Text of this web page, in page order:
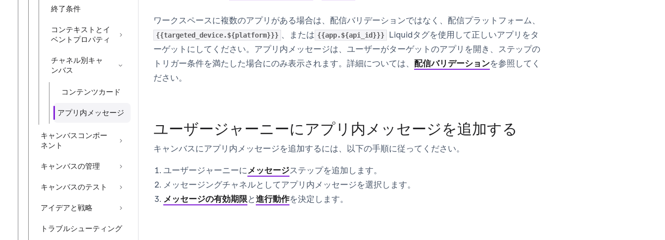
終了条件
コンテキストとイ
ベントプロパティ
チャネル別キャ
ンバス
コンテンツカード
アプリ内メッセージ
キャンバスコンポー
ネント
キャンバスの管理
キャンバスのテスト
アイデアと戦略
トラブルシューティング
ワークスペースに複数のアプリがある場合は、配信バリデーションではなく、 配信プラットフォーム、
{{targeted_device.${platform}}} 、または {{app.${api_id}}}
Liquidタグを使用して正しいアプリをタ
ーゲットにしてください。アプリ内メッセージは、ユーザーがターゲットのアプリを開き、ステップの
トリガー条件を満たした場合にのみ表示されます。詳細については、 配信バリデーションを参照してく
ださい。
ユーザージャーニーにアプリ内メッセージを追加する
キャンバスにアプリ内メッセージを追加するには、以下の手順に従ってください。
ユーザージャーニーにメッセージステップを追加します。
メッセージングチャネルとしてアプリ内メッセージを選択します。
メッセージの有効期限と進行動作を決定します。